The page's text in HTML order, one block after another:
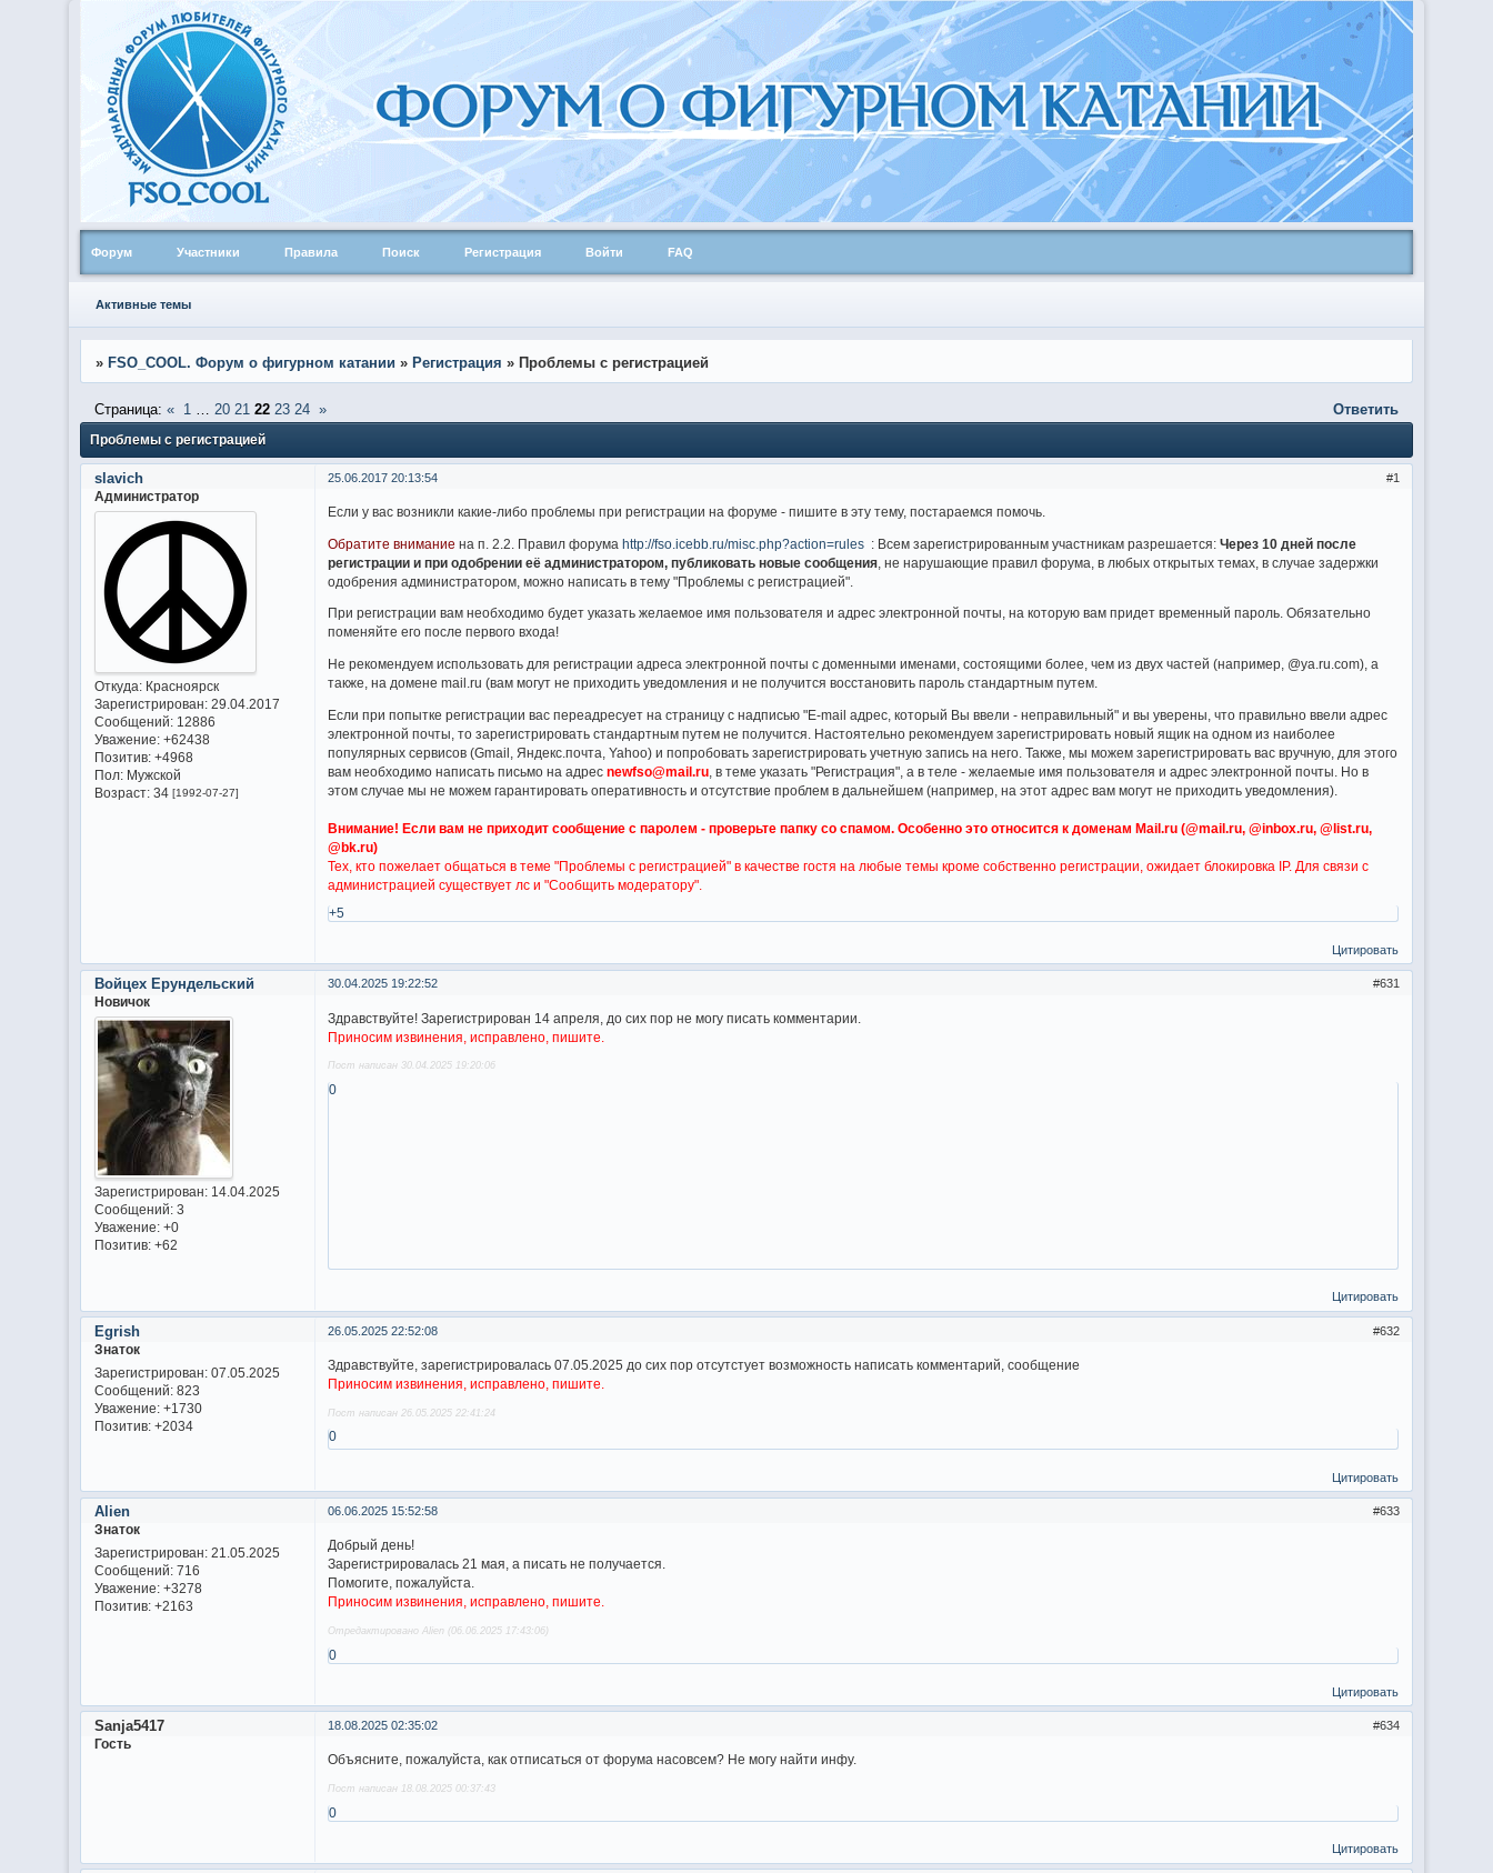
Форум Участники Правила Поиск Регистрация Войти FAQ
Активные темы
» FSO_COOL. Форум о фигурном катании » Регистрация » Проблемы с регистрацией
Проблемы с регистрацией
Страница: « 1 20 21 22 23 24 » Ответить
1
25.06.2017 20:13:54
slavich
Администратор
Откуда:Красноярск
Зарегистрирован: 29.04.2017
Сообщений:12886
Уважение: +62438
Позитив: +4968
Пол:Мужской
Возраст:34 [1992-07-27]
Если у вас возникли какие-либо проблемы при регистрации на форуме - пишите в эту тему, постараемся помочь.
Обратите внимание на п. 2.2. Правил форумаhttp://fso.icebb.ru/misc.php?action=rules : Всем зарегистрированным участникам разрешается:Через 10 дней после
регистрации и при одобрении её администратором, публиковать новые сообщения , не нарушающие правил форума, в любых открытых темах, в случае задержки
одобрения администратором, можно написать в тему "Проблемы с регистрацией".
При регистрации вам необходимо будет указать желаемое имя пользователя и адрес электронной почты, на которую вам придет временный пароль. Обязательно
поменяйте его после первого входа!
Не рекомендуем использовать для регистрации адреса электронной почты с доменными именами, состоящими более, чем из двух частей (например, @ya.ru.com), а
также, на домене mail.ru (вам могут не приходить уведомления и не получится восстановить пароль стандартным путем.
Если при попытке регистрации вас переадресует на страницу с надписью "E-mail адрес, который Вы ввели - неправильный" и вы уверены, что правильно ввели адрес
электронной почты, то зарегистрировать стандартным путем не получится. Настоятельно рекомендуем зарегистрировать новый ящик на одном из наиболее
популярных сервисов (Gmail, Яндекс.почта, Yahoo) и попробовать зарегистрировать учетную запись на него. Также, мы можем зарегистрировать вас вручную, для этого
вам необходимо написать письмо на адрес newfso@mail.ru , в теме указать "Регистрация", а в теле - желаемые имя пользователя и адрес электронной почты. Но в
этом случае мы не можем гарантировать оперативность и отсутствие проблем в дальнейшем (например, на этот адрес вам могут не приходить уведомления).
Внимание! Если вам не приходит сообщение с паролем - проверьте папку со спамом. Особенно это относится к доменам Mail.ru (@mail.ru, @inbox.ru, @list.ru,
@bk.ru)
Тех, кто пожелает общаться в теме "Проблемы с регистрацией" в качестве гостя на любые темы кроме собственно регистрации, ожидает блокировка IP. Для связи с
администрацией существует лс и "Сообщить модератору".
+5
Цитировать
631
30.04.2025 19:22:52
Войцех Ерундельский
Новичок
Зарегистрирован: 14.04.2025
Сообщений:3
Уважение: +0
Позитив: +62
Здравствуйте! Зарегистрирован 14 апреля, до сих пор не могу писать комментарии.
Приносим извинения, исправлено, пишите.
Пост написан 30.04.2025 19:20:06
0
Цитировать
632
26.05.2025 22:52:08
Egrish
Знаток
Зарегистрирован: 07.05.2025
Сообщений:823
Уважение: +1730
Позитив: +2034
Здравствуйте, зарегистрировалась 07.05.2025 до сих пор отсутстует возможность написать комментарий, сообщение
Приносим извинения, исправлено, пишите.
Пост написан 26.05.2025 22:41:24
0
Цитировать
633
06.06.2025 15:52:58
Alien
Знаток
Зарегистрирован: 21.05.2025
Сообщений:716
Уважение: +3278
Позитив: +2163
Добрый день!
Зарегистрировалась 21 мая, а писать не получается.
Помогите, пожалуйста.
Приносим извинения, исправлено, пишите.
Отредактировано Alien (06.06.2025 17:43:06)
0
Цитировать
634
18.08.2025 02:35:02
Sanja5417
Гость
Объясните, пожалуйста, как отписаться от форума насовсем? Не могу найти инфу.
Пост написан 18.08.2025 00:37:43
0
Цитировать